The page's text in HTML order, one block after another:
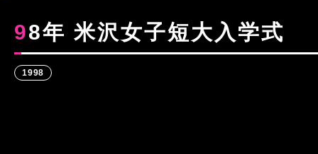
98年 米沢女子短大入学式
1998